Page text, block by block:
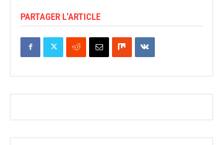
PARTAGER L'ARTICLE